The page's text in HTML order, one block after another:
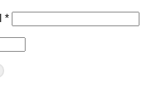
*Bắt
buộc